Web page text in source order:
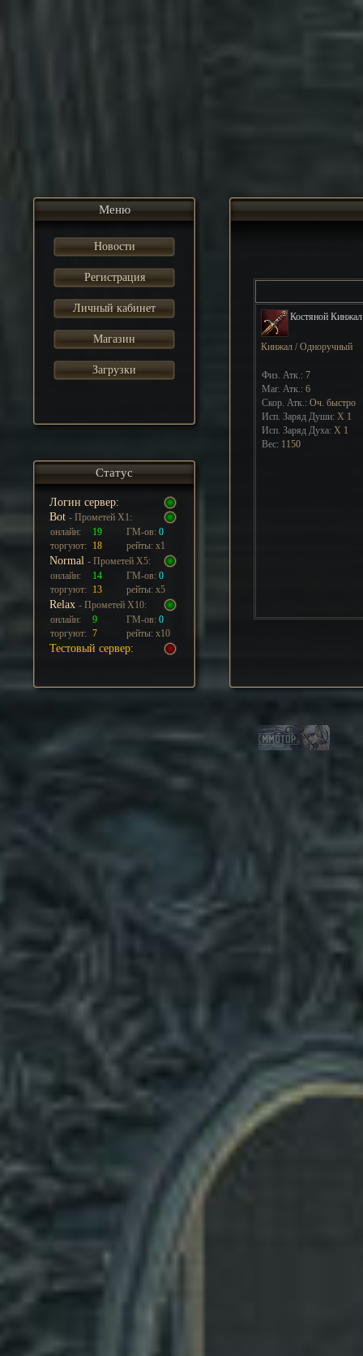
Меню
Новости
Регистрация
Личный кабинет
Магазин
Загрузки
Костяной Кинжал
Кинжал / Одноручный
Физ. Атк.: 7
Маг. Атк.: 6
Скор. Атк.: Оч. быстро
Исп. Заряд Души: Х 1
Исп. Заряд Духа: Х 1
Вес: 1150
Статус
Логин сервер:
Bot - Прометей Х1:
онлайн:
19 ГМ-ов: 0
торгуют: 18 рейты: х1
Normal - Прометей Х5:
онлайн:
14 ГМ-ов: 0
торгуют: 13 рейты: х5
Relax - Прометей Х10:
онлайн:
9 ГМ-ов: 0
торгуют: 7 рейты: х10
Тестовый сервер: